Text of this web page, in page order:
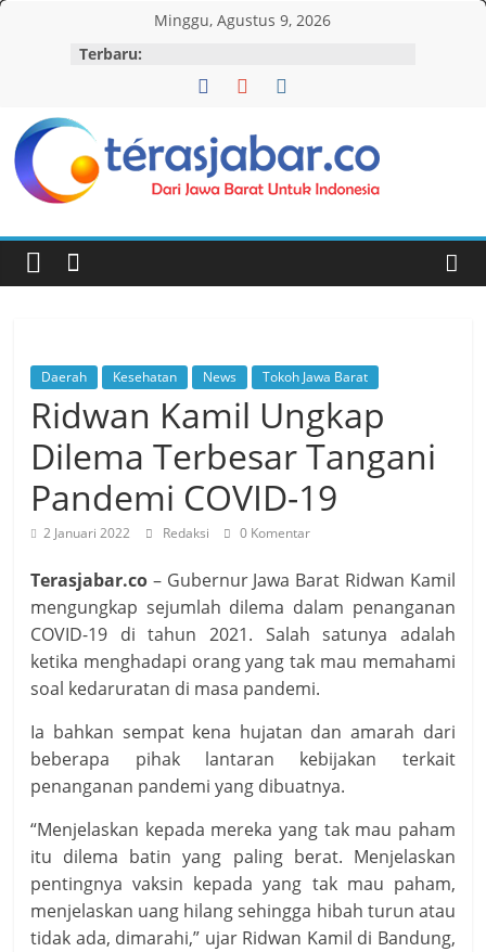
Skip
Minggu, Agustus 9, 2026
Terbaru:
Teras
Jabar
Daerah Kesehatan News Tokoh Jawa Barat
Ridwan Kamil Ungkap
Dilema Terbesar Tangani
Pandemi COVID-19
2 Januari 2022 Redaksi 0 Komentar
Terasjabar.co – Gubernur Jawa Barat Ridwan Kamil
mengungkap sejumlah dilema dalam penanganan
COVID-19 di tahun 2021. Salah satunya adalah
ketika menghadapi orang yang tak mau memahami
soal kedaruratan di masa pandemi.
Ia bahkan sempat kena hujatan dan amarah dari
beberapa pihak lantaran kebijakan terkait
penanganan pandemi yang dibuatnya.
“Menjelaskan kepada mereka yang tak mau paham
itu dilema batin yang paling berat. Menjelaskan
pentingnya vaksin kepada yang tak mau paham,
menjelaskan uang hilang sehingga hibah turun atau
tidak ada, dimarahi,” ujar Ridwan Kamil di Bandung,